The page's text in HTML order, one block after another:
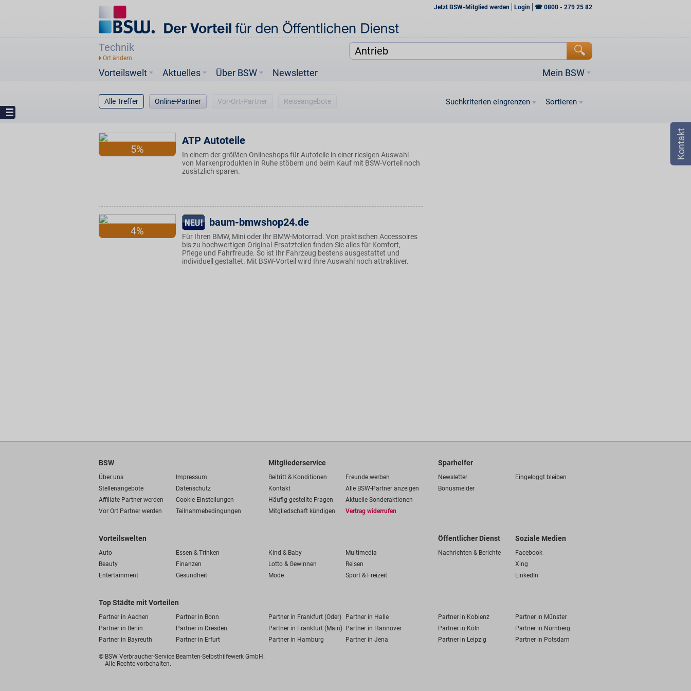
Jetzt BSW-Mitglied werden Login ☎ 0800 - 279 25 82
Technik
Vorteilswelt Mein BSW
Aktuelles Über BSW Newsletter
Alle Treffer Online-Partner Vor-Ort-Partner Reiseangebote Suchkriterien eingrenzen Sortieren
5%
ATP Autoteile
In einem der größten Onlineshops für Autoteile in einer riesigen Auswahl
von Markenprodukten in Ruhe stöbern und beim Kauf mit BSW-Vorteil noch
zusätzlich sparen.
4%
baum-bmwshop24.de
Für Ihren BMW, Mini oder Ihr BMW-Motorrad. Von praktischen Accessoires
bis zu hochwertigen Original-Ersatzteilen finden Sie alles für Komfort,
Pflege und Fahrfreude. So ist Ihr Fahrzeug bestens ausgestattet und
individuell gestaltet. Mit BSW-Vorteil wird Ihre Auswahl noch attraktiver.
BSW
Über uns
Impressum
Stellenangebote
Datenschutz
Affiliate-Partner werden
Cookie-Einstellungen
Vor Ort Partner werden
Teilnahmebedingungen
Mitgliederservice
Beitritt & Konditionen
Freunde werben
Kontakt
Alle BSW-Partner anzeigen
Häufig gestellte Fragen
Aktuelle Sonderaktionen
Mitgliedschaft kündigen
Vertrag widerrufen
Sparhelfer
Newsletter
Eingeloggt bleiben
Bonusmelder
Vorteilswelten
Auto Essen & Trinken Kind & Baby
Multimedia
Beauty
Finanzen Lotto & Gewinnen
Reisen
Entertainment
Gesundheit Mode Sport & Freizeit
Öffentlicher Dienst
Nachrichten & Berichte
Soziale Medien
Facebook
Xing
LinkedIn
Top Städte mit Vorteilen
Partner in Aachen Partner in Bonn Partner in Frankfurt (Oder) Partner in Halle Partner in Koblenz
Partner in Münster
Partner in Berlin
Partner in Dresden Partner in Frankfurt (Main) Partner in Hannover Partner in Köln
Partner in Nürnberg
Partner in Bayreuth
Partner in Erfurt Partner in Hamburg Partner in Jena Partner in Leipzig Partner in Potsdam
© BSW Verbraucher-Service Beamten-Selbsthilfewerk GmbH.
Alle Rechte vorbehalten.